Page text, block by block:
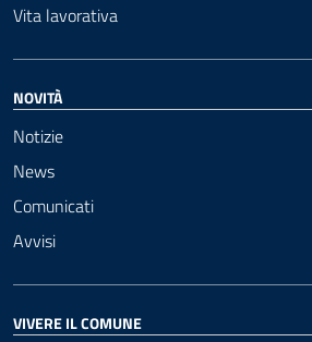
Vita lavorativa
NOVITÀ
Notizie
News
Comunicati
Avvisi
VIVERE IL COMUNE